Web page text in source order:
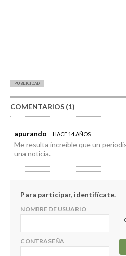
PUBLICIDAD
COMENTARIOS (1)
apurando HACE 14 AÑOS
Me resulta increíble que un
una noticia.
Para participar, identifícate.
NOMBRE DE USUARIO
CONTRASEÑA